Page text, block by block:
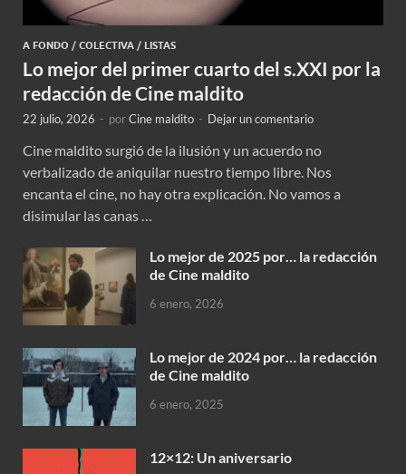
A FONDO / COLECTIVA / LISTAS
Lo mejor del primer cuarto del s.XXI por la
redacción de Cine maldito
22 julio, 2026 - porCine maldito - Dejar un comentario
Cine maldito surgió de la ilusión y un acuerdo no
verbalizado de aniquilar nuestro tiempo libre. Nos
encanta el cine, no hay otra explicación. No vamos a
disimular las canas …
Lo mejor de 2025 por… la redacción
de Cine maldito
6 enero, 2026
Lo mejor de 2024 por… la redacción
de Cine maldito
6 enero, 2025
12×12: Un aniversario